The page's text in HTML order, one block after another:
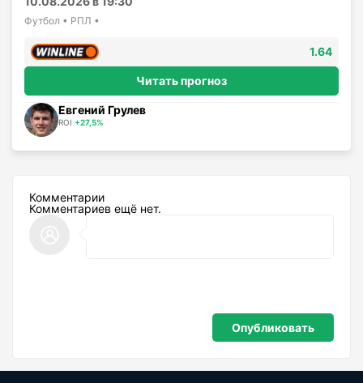
Футбол • РПЛ •
1.64
Читать прогноз
Евгений Грулев
ROI +27,5%
Комментарии
Комментариев ещё нет.